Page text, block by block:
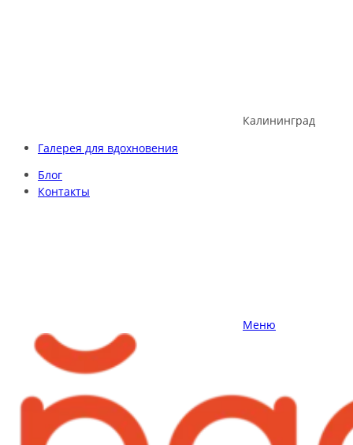
Калининград
Галерея для вдохновения
Блог
Контакты
Меню